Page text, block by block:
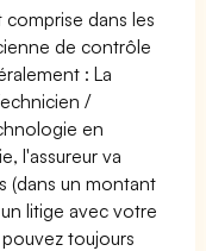
dans les
de contrôle
: La
/
en
l'assureur va
(dans un montant
litige avec votre
toujours